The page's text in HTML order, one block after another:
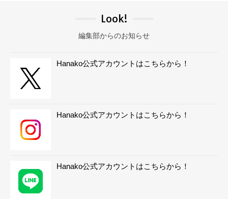
Look!
編集部からのお知らせ
Hanako公式アカウントはこちらから！
Hanako公式アカウントはこちらから！
Hanako公式アカウントはこちらから！